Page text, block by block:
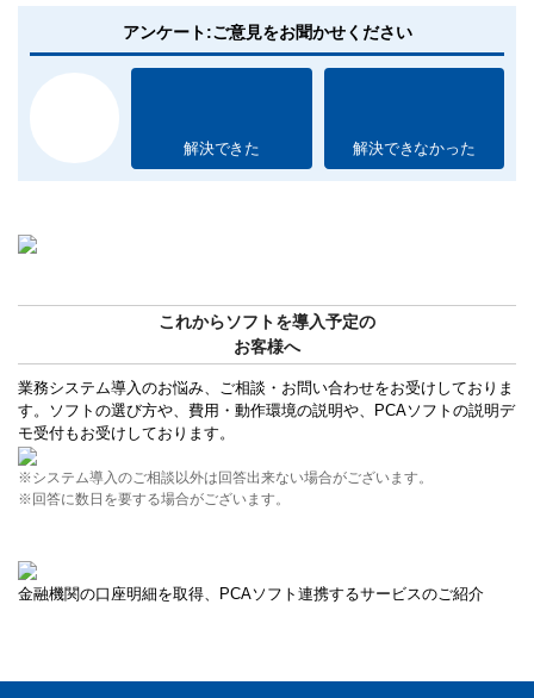
アンケート:ご意見をお聞かせください
解決できた 解決できなかった
これからソフトを導入予定の
お客様へ
業務システム導入のお悩み、ご相談・お問い合わせをお受けしておりま
す。ソフトの選び方や、費用・動作環境の説明や、PCAソフトの説明デ
モ受付もお受けしております。
※システム導入のご相談以外は回答出来ない場合がございます。
※回答に数日を要する場合がございます。
金融機関の口座明細を取得、PCAソフト連携するサービスのご紹介